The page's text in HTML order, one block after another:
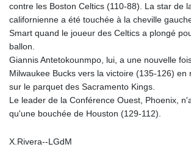
contre les Boston Celtics (110-88). La star de
californienne a été touchée à la cheville
Smart quand le joueur des Celtics a plongé
ballon.
Giannis Antetokounmpo, lui, a une nouvelle
Milwaukee Bucks vers la victoire (135-126) en
sur le parquet des Sacramento Kings.
Le leader de la Conférence Ouest, Phoenix,
qu'une bouchée de Houston (129-112).
X.Rivera--LGdM